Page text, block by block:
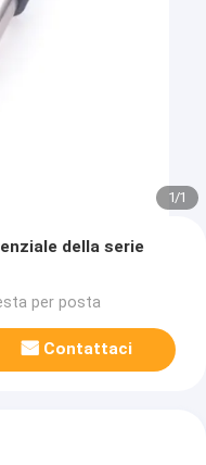
1/1
della serie
per posta
Contattaci